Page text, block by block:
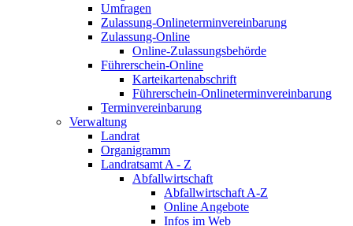
Umfragen
Zulassung-Onlineterminvereinbarung
Zulassung-Online
Online-Zulassungsbehörde
Führerschein-Online
Karteikartenabschrift
Führerschein-Onlineterminvereinbarung
Terminvereinbarung
Verwaltung
Landrat
Organigramm
Landratsamt A - Z
Abfallwirtschaft
Abfallwirtschaft A-Z
Online Angebote
Infos im Web